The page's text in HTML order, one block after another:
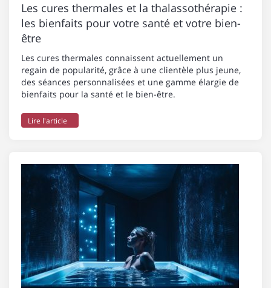
Les cures thermales et la thalassothérapie :
les bienfaits pour votre santé et votre bien-
être
Les cures thermales connaissent actuellement un
regain de popularité, grâce à une clientèle plus jeune,
des séances personnalisées et une gamme élargie de
bienfaits pour la santé et le bien-être.
Lire l'article